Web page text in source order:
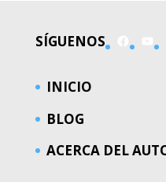
SÍGUENOS
INICIO
BLOG
ACERCA DEL